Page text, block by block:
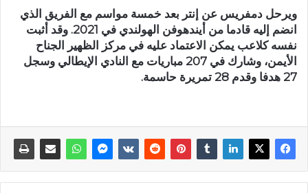
ويرحل دمفريس عن إنتر بعد خمسة مواسم ⁠مع الفريق الذي
انضم إليه قادما من أيندهوفن الهولندي في 2021. وقد أثبت
نفسه كلاعب يمكن الاعتماد عليه في مركز الظهير الجناح
الأيمن، وشارك في 207 مباريات مع النادي الإيطالي وسجل
27 هدفا وقدم ​28 تمريرة حاسمة.